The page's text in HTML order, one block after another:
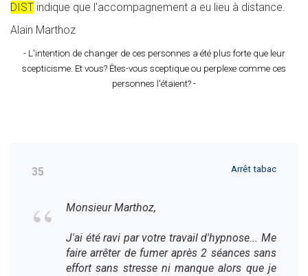
DIST indique que l'accompagnement a eu lieu à distance.
Alain Marthoz
- L'intention de changer de ces personnes a été plus forte que leur
scepticisme. Et vous? Êtes-vous sceptique ou perplexe comme ces
personnes l'étaient? -
35 Arrêt tabac
Monsieur Marthoz,
J'ai été ravi par votre travail d'hypnose... Me
faire arrêter de fumer après 2 séances sans
effort sans stresse ni manque alors que je